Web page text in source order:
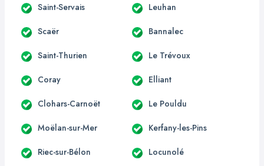
Saint-Servais Leuhan
Scaër Bannalec
Saint-Thurien Le Trévoux
Coray Elliant
Clohars-Carnoët Le Pouldu
Moëlan-sur-Mer Kerfany-les-Pins
Riec-sur-Bélon Locunolé